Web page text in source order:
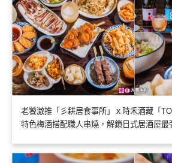
老饕激推「彡耕居食事所」ｘ時禾酒藏「
特色梅酒搭配職人串燒，解鎖日式居酒屋最